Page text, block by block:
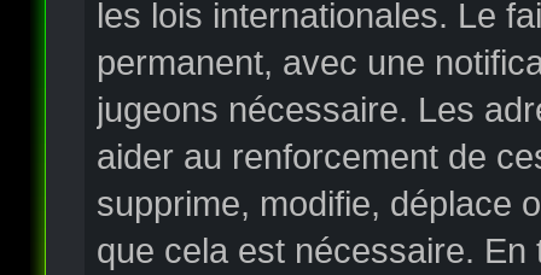
les lois internationales. Le
permanent, avec une
jugeons nécessaire. Les
aider au renforcement de
supprime, modifie, déplace
que cela est nécessaire.